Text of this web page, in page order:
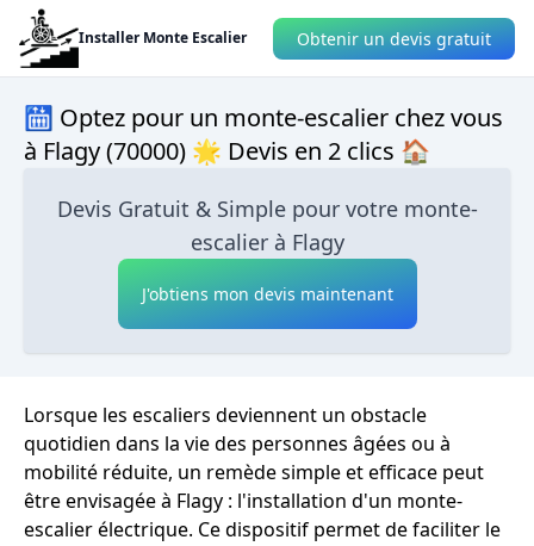
Installer Monte Escalier Obtenir un devis gratuit
🛗 Optez pour un monte-escalier chez vous
à Flagy (70000) 🌟 Devis en 2 clics 🏠
Devis Gratuit & Simple pour votre monte-
escalier à Flagy
J'obtiens mon devis maintenant
Lorsque les escaliers deviennent un obstacle
quotidien dans la vie des personnes âgées ou à
mobilité réduite, un remède simple et efficace peut
être envisagée à Flagy : l'installation d'un monte-
escalier électrique. Ce dispositif permet de faciliter le